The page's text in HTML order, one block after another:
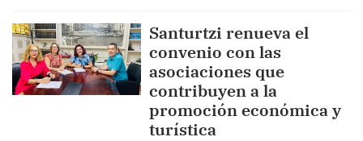
Santurtzi renueva el
convenio con las
asociaciones que
contribuyen a la
promoción económica y
turística